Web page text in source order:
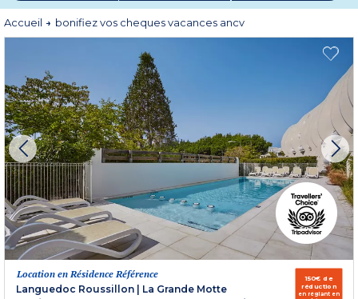
dématérialisés — vous ouvrent droit à 150€ de remise* avec lecode
ANCV150
Voilà une excellente raison d’arrêter d’hésiter.
* Offre non rétroactive, valable du 20/05 au 24/10 inclus pour des séjours
d’un montant de 1000€ du 04/04/26 au 31/10/2026 (mer/campagne) et du
02/05/26 au 31/10/26 (montagne). Remise de 150€ avec le code ANCV pour
tout paiement en chèques vacances ou e-chèques vacances. Cumulable avec
les offres en cours - non cumulable avec la remise partenaire. Sur une liste de
destinations et un stock dédié à l’opération.
Accueil bonifiez vos cheques vacances ancv
Location en Résidence Référence
Languedoc Roussillon
La Grande Motte
150€ de
réduction
en réglant en